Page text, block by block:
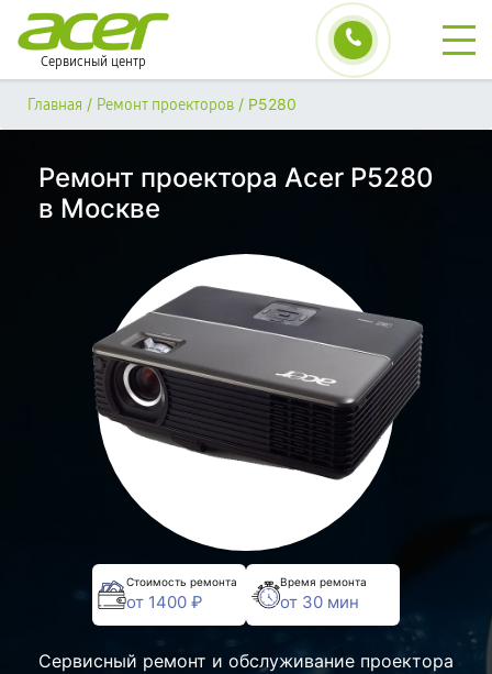
Сервисный центр
Главная / Ремонт проекторов / P5280
Ремонт проектора Acer P5280
в Москве
Стоимость ремонта
от 1400 ₽
Время ремонта
от 30 мин
Сервисный ремонт и обслуживание проектора